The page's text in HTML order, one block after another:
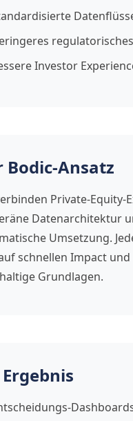
Investor
Bodic-Ansatz
Private-Equity-
Datenarchitektur
Umsetzung.
schnellen Impact und
Grundlagen.